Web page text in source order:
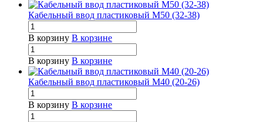
Кабельный ввод пластиковый М50 (32-38)
В корзину В корзине
В корзину В корзине
Кабельный ввод пластиковый М40 (20-26)
В корзину В корзине